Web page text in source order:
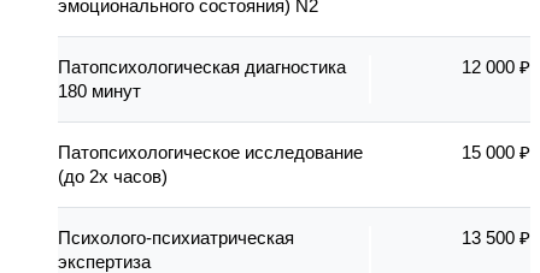
эмоционального состояния) N2
Патопсихологическая диагностика
180 минут
12 000 ₽
Патопсихологическое исследование
(до 2х часов)
15 000 ₽
Психолого-психиатрическая
экспертиза
13 500 ₽